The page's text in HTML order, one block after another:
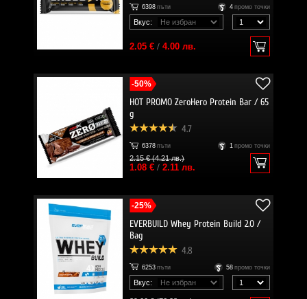
6398 пъти 4 промо точки
Вкус:
2.05 €/ 4.00 лв.
-50%
HOT PROMO ZeroHero Protein Bar / 65
g
4.7
6378 пъти 1 промо точки
2.15 € (4.21 лв.)
1.08 €/ 2.11 лв.
-25%
EVERBUILD Whey Protein Build 2.0 /
Bag
4.8
6253 пъти 58 промо точки
Вкус: